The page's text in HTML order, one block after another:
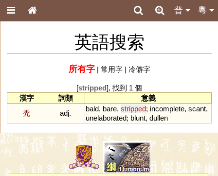
粵
普
英語搜索
所有字| 常用字| 冷僻字
[stripped], 找到 1 個
漢字
詞類
意義
禿
adj.
bald, bare, stripped; incomplete, scant,
unelaborated; blunt, dullen